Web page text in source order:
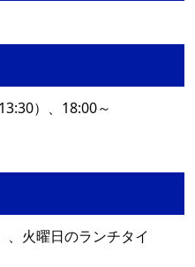
）、18:00～
、火曜日のランチタイ